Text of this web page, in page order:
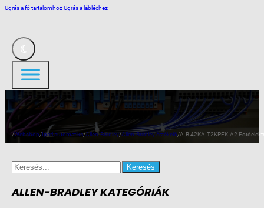
Ugrás a fő tartalomhozUgrás a lábléchez
/Webshop/Ipari automatika/Allen-Bradley/Allen-Bradley érzékelő/A-B 42KA-T2KPFK-A2
Search
for:
ALLEN-BRADLEY KATEGÓRIÁK